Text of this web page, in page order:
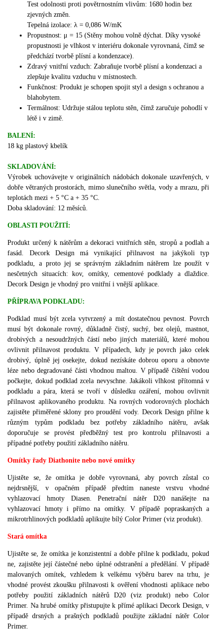
Test odolnosti proti povětrnostním vlivům: 1680 hodin bez
zjevných změn.
Tepelná izolace: λ = 0,086 W/mK
Propustnost: μ = 15 (Stěny mohou volně dýchat. Díky vysoké
propustnosti je vlhkost v interiéru dokonale vyrovnaná, čímž se
předchází tvorbě plísní a kondenzace).
Zdravý vnitřní vzduch: Zabraňuje tvorbě plísní a kondenzaci a
zlepšuje kvalitu vzduchu v místnostech.
Funkčnost: Produkt je schopen spojit styl a design s ochranou a
blahobytem.
Termálnost: Udržuje stálou teplotu stěn, čímž zaručuje pohodlí v
létě i v zimě.
BALENÍ:
18 kg plastový kbelík
SKLADOVÁNÍ:
Výrobek uchovávejte v originálních nádobách dokonale uzavřených, v
dobře větraných prostorách, mimo slunečního světla, vody a mrazu, při
teplotách mezi + 5 °C a + 35 °C.
Doba skladování: 12 měsíců.
OBLASTI POUŽITÍ:
Produkt určený k nátěrům a dekoraci vnitřních stěn, stropů a podlah a
fasád.
Decork Design má vynikající přilnavost na jakýkoli typ
podkladu, a proto jej se správným základním nátěrem lze použít v
nesčetných situacích: kov, omítky, cementové podklady a dlaždice.
Decork Design je vhodný pro vnitřní i vnější aplikace.
PŘÍPRAVA PODKLADU:
Podklad musí být zcela vytvrzený a mít dostatečnou pevnost. Povrch
musí být dokonale rovný, důkladně čistý, suchý, bez olejů, mastnot,
drobivých a nesoudržných částí nebo jiných materiálů, které mohou
ovlivnit přilnavost produktu. V případech, kdy je povrch jako celek
drobivý, úplně jej osekejte, dokud nezískáte dobrou oporu a obnovte
léze nebo degradované části vhodnou maltou. V případě čištění vodou
počkejte, dokud podklad zcela nevyschne. Jakákoli vlhkost přítomná v
podkladu a pára, která se tvoří v důsledku ozáření, mohou ovlivnit
přilnavost aplikovaného produktu. Na rovných vodorovných plochách
zajistěte přiměřené sklony pro proudění vody. Decork Design přilne k
různým typům podkladu bez potřeby základního nátěru, avšak
doporučuje se provést předběžný test pro kontrolu přilnavosti a
případné potřeby použití základního nátěru.
Omítky řady Diathonite nebo nové omítky
Ujistěte se, že omítka je dobře vyrovnaná, aby povrch zůstal co
nejdrsnější, v opačném případě předtím naneste vrstvu vhodné
vyhlazovací hmoty Diasen.
Penetrační nátěr D20 nanášejte na
vyhlazovací hmoty i přímo na omítky.
V případě popraskaných a
mikrotrhlinových podkladů aplikujte bílý Color Primer (viz produkt).
Stará omítka
Ujistěte se, že omítka je konzistentní a dobře přilne k podkladu, pokud
ne, zajistěte její částečné nebo úplné odstranění a předělání. V případě
malovaných omítek, vzhledem k velkému výběru barev na trhu, je
vhodné provést zkoušku přilnavosti k ověření vhodnosti aplikace nebo
potřeby použití základních nátěrů D20 (viz produkt) nebo Color
Primer. Na hrubé omítky přistupujte k přímé aplikaci Decork Design, v
případě drsných a prašných podkladů použijte základní nátěr Color
Primer.